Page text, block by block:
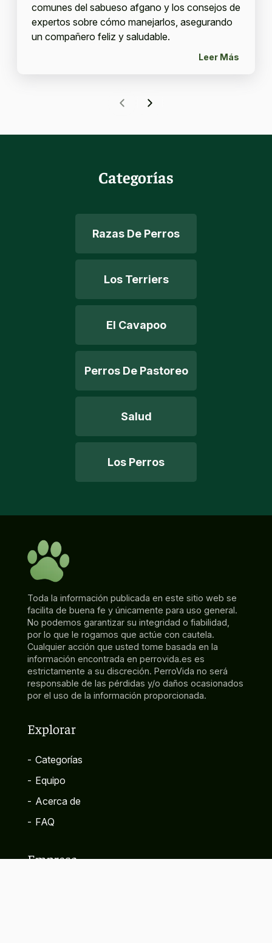
comunes del sabueso afgano y los consejos de
expertos sobre cómo manejarlos, asegurando
un compañero feliz y saludable.
Leer Más
Categorías
Razas De Perros
Los Terriers
El Cavapoo
Perros De Pastoreo
Salud
Los Perros
Toda la información publicada en este sitio web se
facilita de buena fe y únicamente para uso general.
No podemos garantizar su integridad o fiabilidad,
por lo que le rogamos que actúe con cautela.
Cualquier acción que usted tome basada en la
información encontrada en perrovida.es es
estrictamente a su discreción. PerroVida no será
responsable de las pérdidas y/o daños ocasionados
por el uso de la información proporcionada.
Explorar
- Categorías
- Equipo
- Acerca de
- FAQ
Empresa